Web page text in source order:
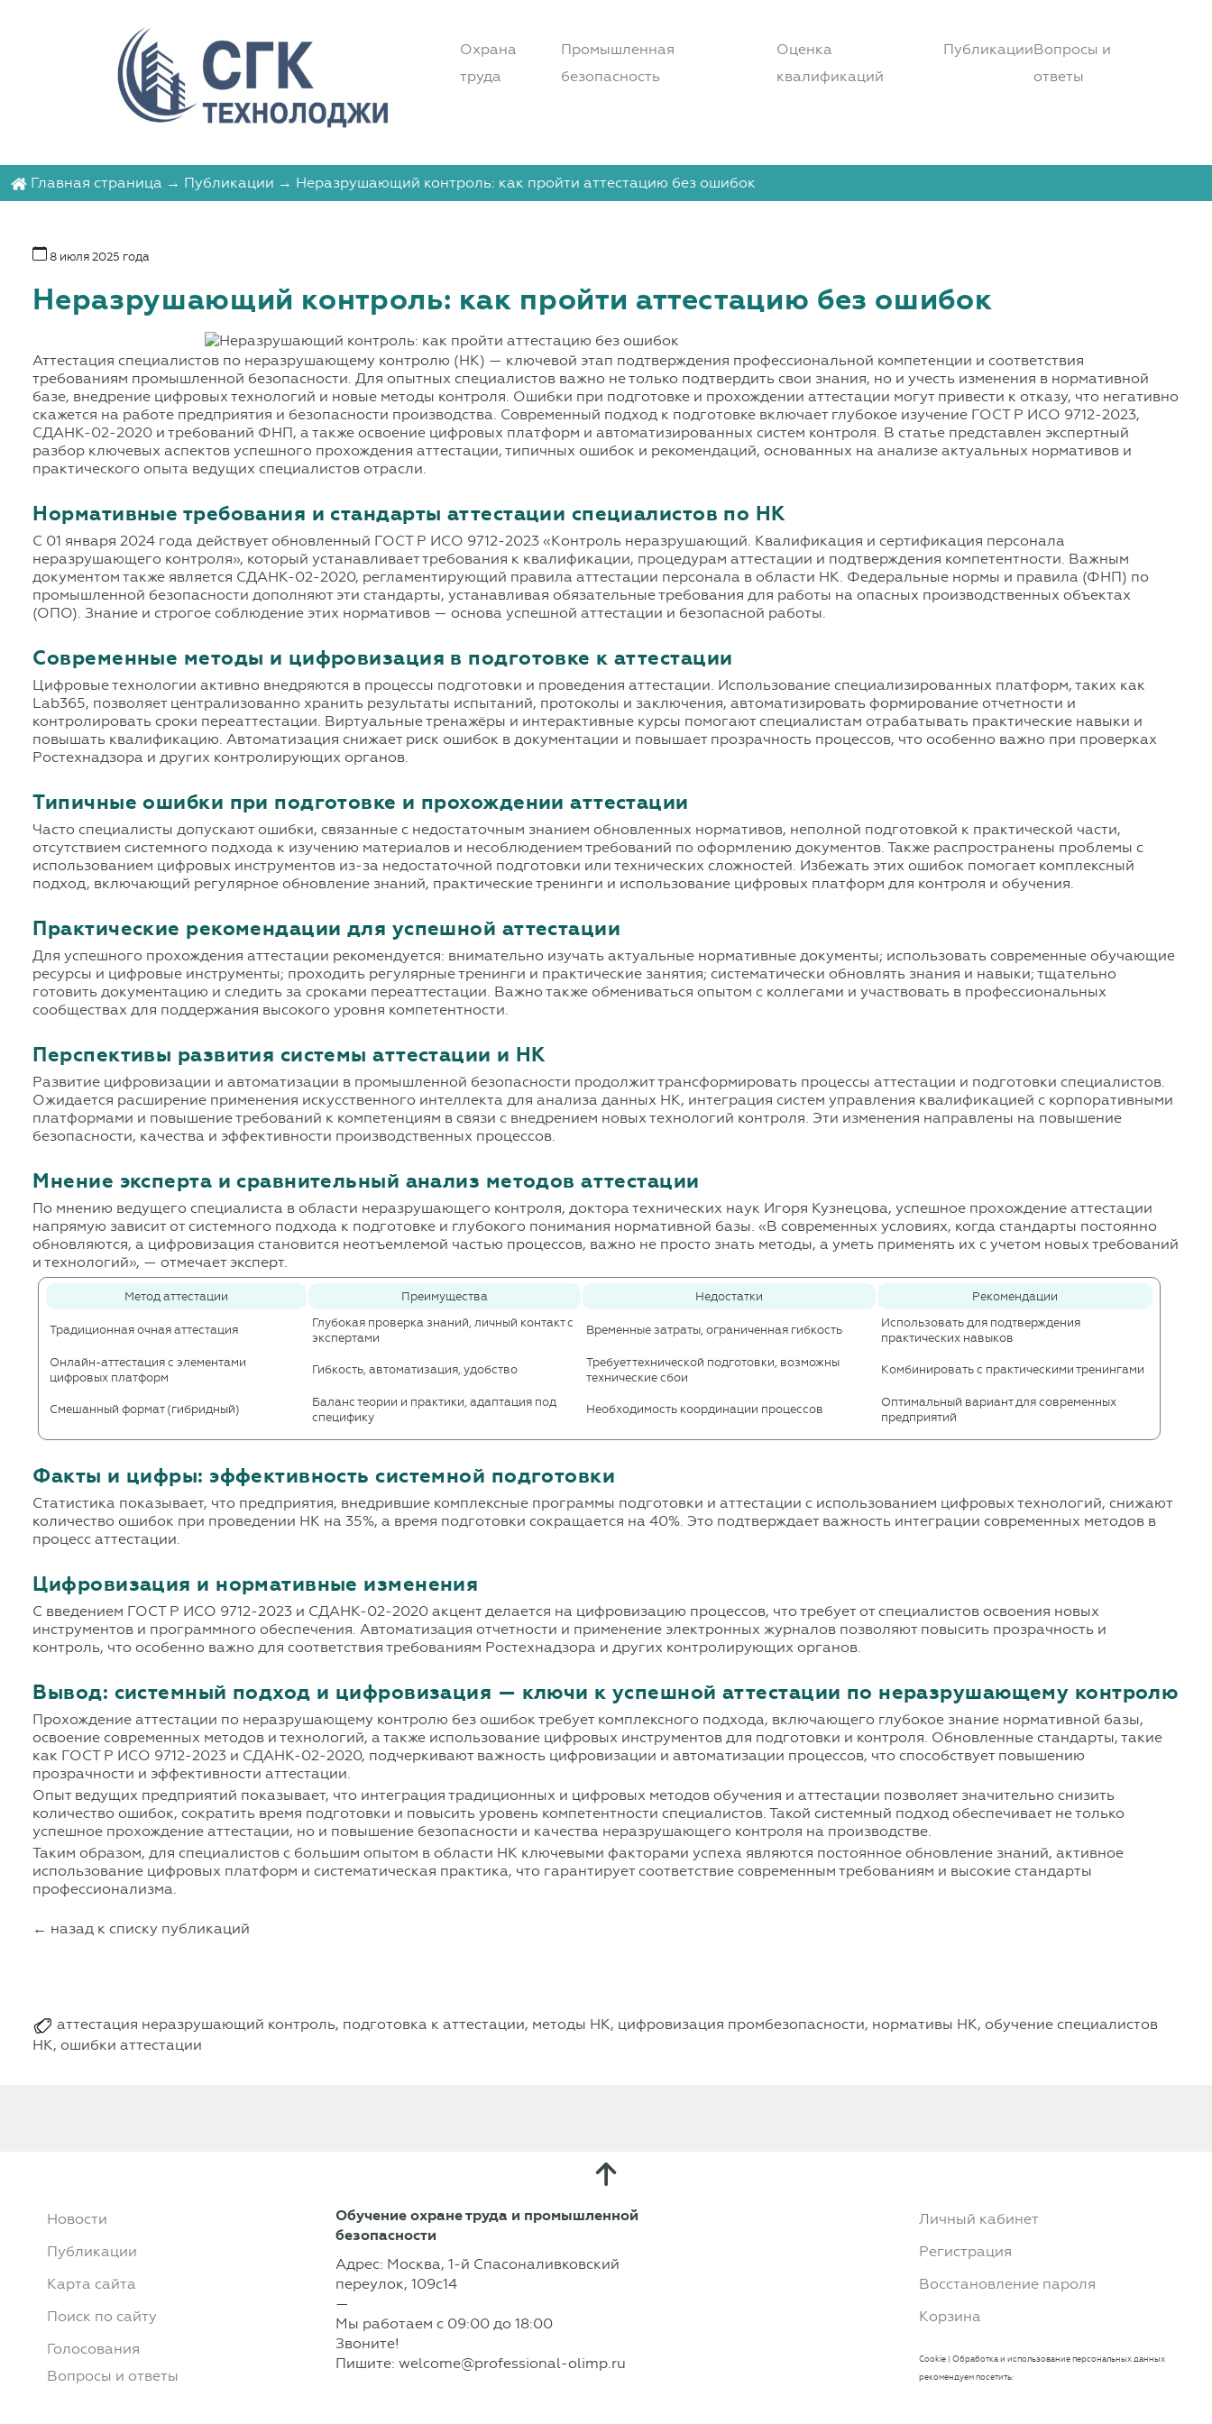
Охрана
труда
Промышленная
безопасность
Оценка
квалификаций
ПубликацииВопросы и
ответы
Главная страница → Публикации → Неразрушающий контроль: как пройти аттестацию без ошибок
8 июля 2025 года
Неразрушающий контроль: как пройти аттестацию без ошибок
Аттестация специалистов по неразрушающему контролю (НК) — ключевой этап подтверждения профессиональной компетенции и соответствия
требованиям промышленной безопасности. Для опытных специалистов важно не только подтвердить свои знания, но и учесть изменения в нормативной
базе, внедрение цифровых технологий и новые методы контроля. Ошибки при подготовке и прохождении аттестации могут привести к отказу, что негативно
скажется на работе предприятия и безопасности производства. Современный подход к подготовке включает глубокое изучение ГОСТ Р ИСО 9712-2023,
СДАНК-02-2020 и требований ФНП, а также освоение цифровых платформ и автоматизированных систем контроля. В статье представлен экспертный
разбор ключевых аспектов успешного прохождения аттестации, типичных ошибок и рекомендаций, основанных на анализе актуальных нормативов и
практического опыта ведущих специалистов отрасли.
Нормативные требования и стандарты аттестации специалистов по НК
С 01 января 2024 года действует обновленный ГОСТ Р ИСО 9712-2023 «Контроль неразрушающий. Квалификация и сертификация персонала
неразрушающего контроля», который устанавливает требования к квалификации, процедурам аттестации и подтверждения компетентности. Важным
документом также является СДАНК-02-2020, регламентирующий правила аттестации персонала в области НК. Федеральные нормы и правила (ФНП) по
промышленной безопасности дополняют эти стандарты, устанавливая обязательные требования для работы на опасных производственных объектах
(ОПО). Знание и строгое соблюдение этих нормативов — основа успешной аттестации и безопасной работы.
Современные методы и цифровизация в подготовке к аттестации
Цифровые технологии активно внедряются в процессы подготовки и проведения аттестации. Использование специализированных платформ, таких как
Lab365, позволяет централизованно хранить результаты испытаний, протоколы и заключения, автоматизировать формирование отчетности и
контролировать сроки переаттестации. Виртуальные тренажёры и интерактивные курсы помогают специалистам отрабатывать практические навыки и
повышать квалификацию. Автоматизация снижает риск ошибок в документации и повышает прозрачность процессов, что особенно важно при проверках
Ростехнадзора и других контролирующих органов.
Типичные ошибки при подготовке и прохождении аттестации
Часто специалисты допускают ошибки, связанные с недостаточным знанием обновленных нормативов, неполной подготовкой к практической части,
отсутствием системного подхода к изучению материалов и несоблюдением требований по оформлению документов. Также распространены проблемы с
использованием цифровых инструментов из-за недостаточной подготовки или технических сложностей. Избежать этих ошибок помогает комплексный
подход, включающий регулярное обновление знаний, практические тренинги и использование цифровых платформ для контроля и обучения.
Практические рекомендации для успешной аттестации
Для успешного прохождения аттестации рекомендуется: внимательно изучать актуальные нормативные документы; использовать современные обучающие
ресурсы и цифровые инструменты; проходить регулярные тренинги и практические занятия; систематически обновлять знания и навыки; тщательно
готовить документацию и следить за сроками переаттестации. Важно также обмениваться опытом с коллегами и участвовать в профессиональных
сообществах для поддержания высокого уровня компетентности.
Перспективы развития системы аттестации и НК
Развитие цифровизации и автоматизации в промышленной безопасности продолжит трансформировать процессы аттестации и подготовки специалистов.
Ожидается расширение применения искусственного интеллекта для анализа данных НК, интеграция систем управления квалификацией с корпоративными
платформами и повышение требований к компетенциям в связи с внедрением новых технологий контроля. Эти изменения направлены на повышение
безопасности, качества и эффективности производственных процессов.
Мнение эксперта и сравнительный анализ методов аттестации
По мнению ведущего специалиста в области неразрушающего контроля, доктора технических наук Игоря Кузнецова, успешное прохождение аттестации
напрямую зависит от системного подхода к подготовке и глубокого понимания нормативной базы. «В современных условиях, когда стандарты постоянно
обновляются, а цифровизация становится неотъемлемой частью процессов, важно не просто знать методы, а уметь применять их с учетом новых требований
и технологий», — отмечает эксперт.
Метод аттестации Преимущества Недостатки Рекомендации
Традиционная очная аттестация
Глубокая проверка знаний, личный контакт с
экспертами
Временные затраты, ограниченная гибкость
Использовать для подтверждения
практических навыков
Онлайн-аттестация с элементами
цифровых платформ
Гибкость, автоматизация, удобство
Требует технической подготовки, возможны
технические сбои
Комбинировать с практическими тренингами
Смешанный формат (гибридный)
Баланс теории и практики, адаптация под
специфику
Необходимость координации процессов
Оптимальный вариант для современных
предприятий
Факты и цифры: эффективность системной подготовки
Статистика показывает, что предприятия, внедрившие комплексные программы подготовки и аттестации с использованием цифровых технологий, снижают
количество ошибок при проведении НК на 35%, а время подготовки сокращается на 40%. Это подтверждает важность интеграции современных методов в
процесс аттестации.
Цифровизация и нормативные изменения
С введением ГОСТ Р ИСО 9712-2023 и СДАНК-02-2020 акцент делается на цифровизацию процессов, что требует от специалистов освоения новых
инструментов и программного обеспечения. Автоматизация отчетности и применение электронных журналов позволяют повысить прозрачность и
контроль, что особенно важно для соответствия требованиям Ростехнадзора и других контролирующих органов.
Вывод: системный подход и цифровизация — ключи к успешной аттестации по неразрушающему контролю
Прохождение аттестации по неразрушающему контролю без ошибок требует комплексного подхода, включающего глубокое знание нормативной базы,
освоение современных методов и технологий, а также использование цифровых инструментов для подготовки и контроля. Обновленные стандарты, такие
как ГОСТ Р ИСО 9712-2023 и СДАНК-02-2020, подчеркивают важность цифровизации и автоматизации процессов, что способствует повышению
прозрачности и эффективности аттестации.
Опыт ведущих предприятий показывает, что интеграция традиционных и цифровых методов обучения и аттестации позволяет значительно снизить
количество ошибок, сократить время подготовки и повысить уровень компетентности специалистов. Такой системный подход обеспечивает не только
успешное прохождение аттестации, но и повышение безопасности и качества неразрушающего контроля на производстве.
Таким образом, для специалистов с большим опытом в области НК ключевыми факторами успеха являются постоянное обновление знаний, активное
использование цифровых платформ и систематическая практика, что гарантирует соответствие современным требованиям и высокие стандарты
профессионализма.
← назад к списку публикаций
аттестация неразрушающий контроль, подготовка к аттестации, методы НК, цифровизация промбезопасности, нормативы НК, обучение специалистов
НК, ошибки аттестации
Новости
Публикации
Карта сайта
Поиск по сайту
Голосования
Вопросы и ответы
Обучение охране труда и промышленной
безопасности
Адрес: Москва, 1-й Спасоналивковский
переулок, 109с14
—
Мы работаем с 09:00 до 18:00
Звоните!
Пишите: welcome@professional-olimp.ru
Личный кабинет
Регистрация
Восстановление пароля
Корзина
Cookie | Обработка и использование персональных данных
рекомендуем посетить: